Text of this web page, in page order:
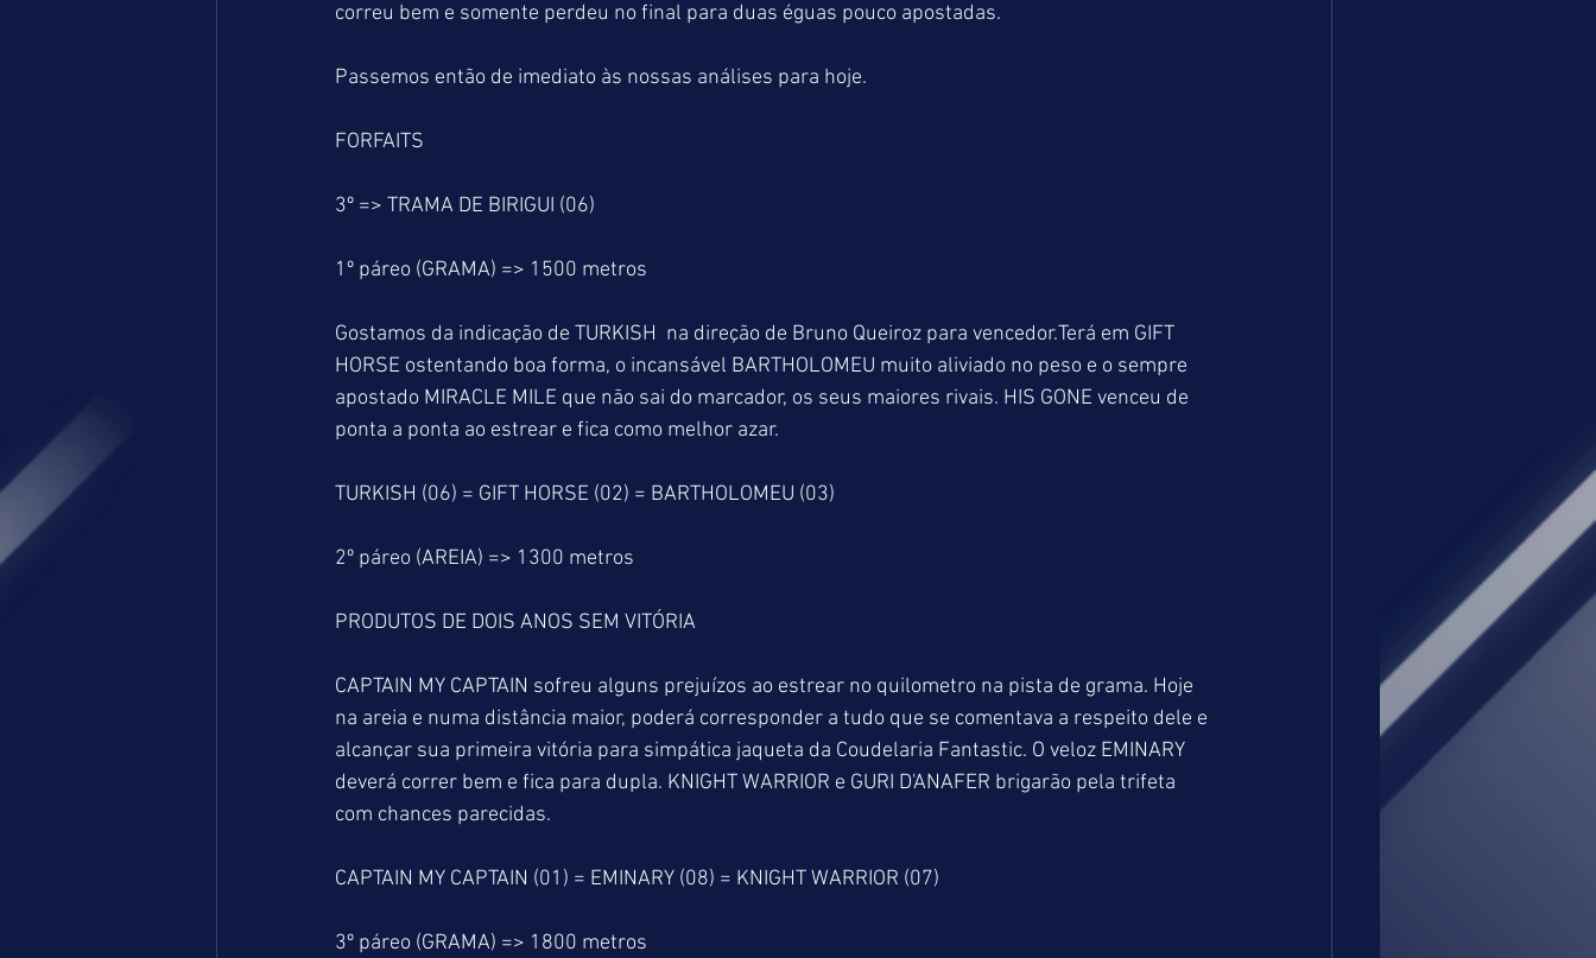
correu bem e somente perdeu no final para duas éguas pouco apostadas.
Passemos então de imediato às nossas análises para hoje.
FORFAITS
3º => TRAMA DE BIRIGUI (06)
1º páreo (GRAMA) => 1500 metros
Gostamos da indicação de TURKISH  na direção de Bruno Queiroz para vencedor.Terá em GIFT
HORSE ostentando boa forma, o incansável BARTHOLOMEU muito aliviado no peso e o sempre
apostado MIRACLE MILE que não sai do marcador, os seus maiores rivais. HIS GONE venceu de
ponta a ponta ao estrear e fica como melhor azar.
TURKISH (06) = GIFT HORSE (02) = BARTHOLOMEU (03)
2º páreo (AREIA) => 1300 metros
PRODUTOS DE DOIS ANOS SEM VITÓRIA
CAPTAIN MY CAPTAIN sofreu alguns prejuízos ao estrear no quilometro na pista de grama. Hoje
na areia e numa distância maior, poderá corresponder a tudo que se comentava a respeito dele e
alcançar sua primeira vitória para simpática jaqueta da Coudelaria Fantastic. O veloz EMINARY
deverá correr bem e fica para dupla. KNIGHT WARRIOR e GURI D'ANAFER brigarão pela trifeta
com chances parecidas.
CAPTAIN MY CAPTAIN (01) = EMINARY (08) = KNIGHT WARRIOR (07)
3º páreo (GRAMA) => 1800 metros